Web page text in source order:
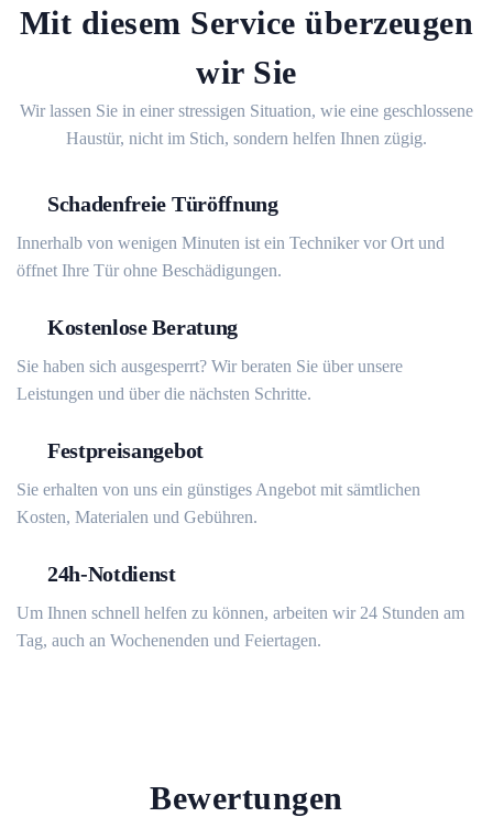
Mit diesem Service überzeugen
wir Sie
Wir lassen Sie in einer stressigen Situation, wie eine geschlossene
Haustür, nicht im Stich, sondern helfen Ihnen zügig.
Schadenfreie Türöffnung
Innerhalb von wenigen Minuten ist ein Techniker vor Ort und
öffnet Ihre Tür ohne Beschädigungen.
Kostenlose Beratung
Sie haben sich ausgesperrt? Wir beraten Sie über unsere
Leistungen und über die nächsten Schritte.
Festpreisangebot
Sie erhalten von uns ein günstiges Angebot mit sämtlichen
Kosten, Materialen und Gebühren.
24h-Notdienst
Um Ihnen schnell helfen zu können, arbeiten wir 24 Stunden am
Tag, auch an Wochenenden und Feiertagen.
Bewertungen